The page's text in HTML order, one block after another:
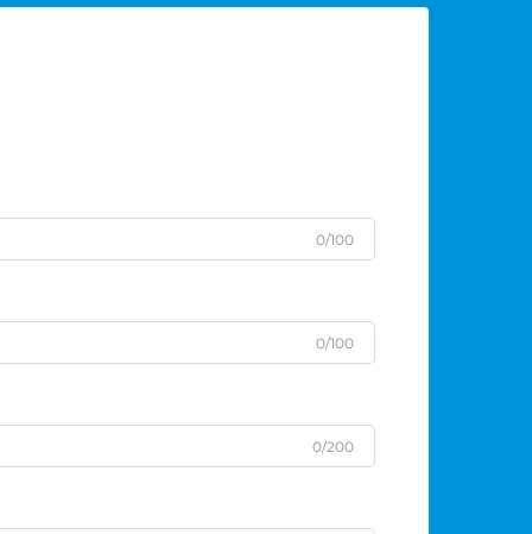
0/100
0/100
0/200